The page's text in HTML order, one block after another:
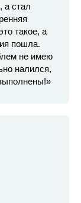
а стал
такое, а
пошла.
не имею
налился,